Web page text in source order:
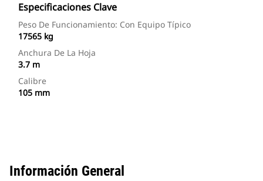
Especificaciones Clave
Peso De Funcionamiento: Con Equipo Típico
17565 kg
Anchura De La Hoja
3.7 m
Calibre
105 mm
Información General